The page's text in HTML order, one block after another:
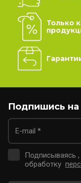
Только
Подпишись на
Подписываясь
обработку